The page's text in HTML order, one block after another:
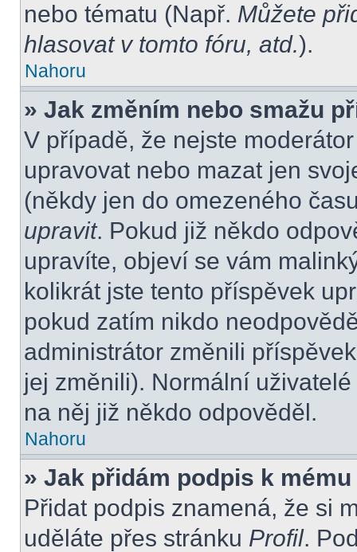
nebo tématu (Např. Můžete
hlasovat v tomto fóru, atd.).
Nahoru
» Jak změním nebo smažu
V případě, že nejste
upravovat nebo mazat jen
(někdy jen do omezeného
upravit. Pokud již někdo
upravíte, objeví se vám
kolikrát jste tento příspěvek
pokud zatím nikdo
administrátor změnili
jej změnili). Normální
na něj již někdo odpověděl.
Nahoru
» Jak přidám podpis k
Přidat podpis znamená, že si
uděláte přes stránku Profil.